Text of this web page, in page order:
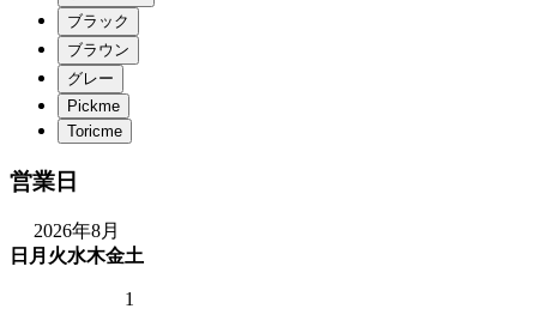
営業日
2026年8月
日 月 火水木金土
1